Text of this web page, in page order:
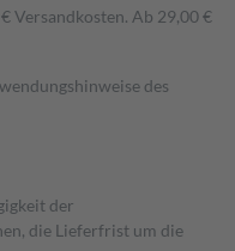
Versandkosten. Ab 29,00 €
des
der
die Lieferfrist um die